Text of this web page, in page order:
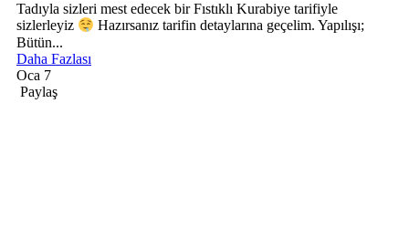
Tadıyla sizleri mest edecek bir Fıstıklı Kurabiye tarifiyle
sizlerleyiz
Hazırsanız tarifin detaylarına geçelim. Yapılışı;
Bütün...
Daha Fazlası
Oca 7
Paylaş